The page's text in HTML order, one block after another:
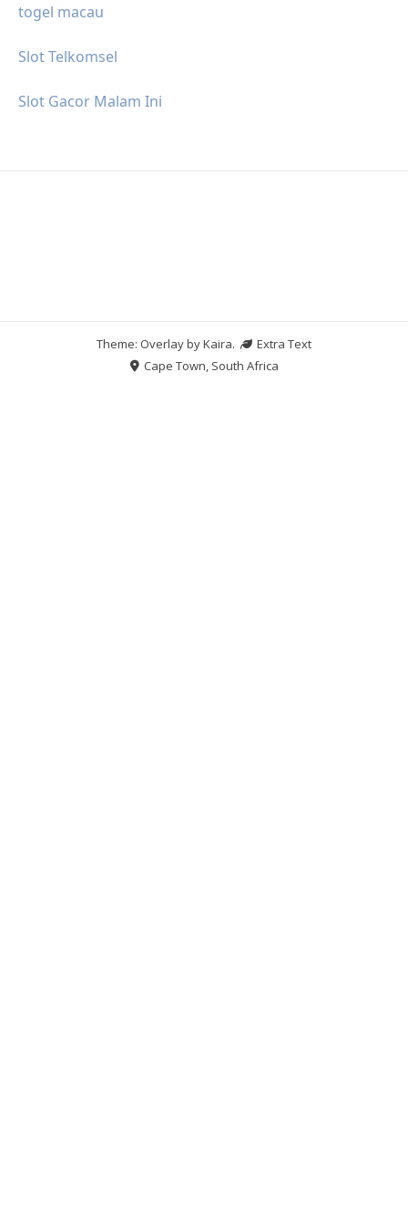
togel macau
Slot Telkomsel
Slot Gacor Malam Ini
Theme: Overlay byKaira.
Extra Text
Cape Town, South Africa